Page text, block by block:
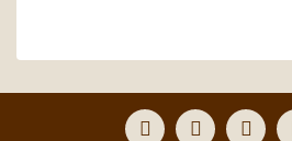
formunu kullanarak tarafımıza
Görüş ve önerileriniz için teşekkür